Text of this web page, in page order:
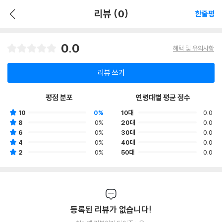
리뷰 (0) 한줄평
0.0 혜택 및 유의사항
리뷰 쓰기
평점 분포
10
0%
8
0%
6
0%
4
0%
2
0%
연령대별 평균 점수
10대
0.0
20대
0.0
30대
0.0
40대
0.0
50대
0.0
등록된 리뷰가 없습니다!